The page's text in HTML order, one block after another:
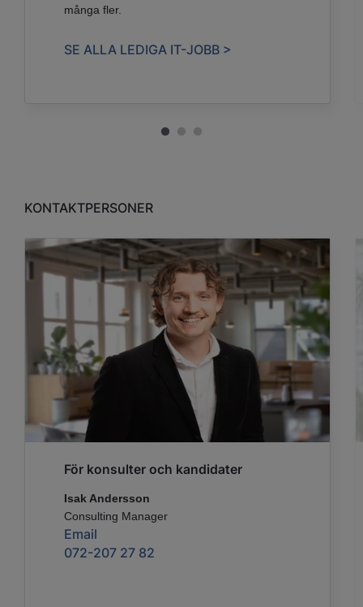
många fler.
SE ALLA LEDIGA IT-JOBB >
KONTAKTPERSONER
För konsulter och kandidater
Isak Andersson
Consulting Manager
Email
072-207 27 82